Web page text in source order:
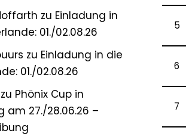
zu Einladung in
01./02.08.26
zu Einladung in die
01./02.08.26
zu Phönix Cup in
am 27./28.06.26 –
5
6
7